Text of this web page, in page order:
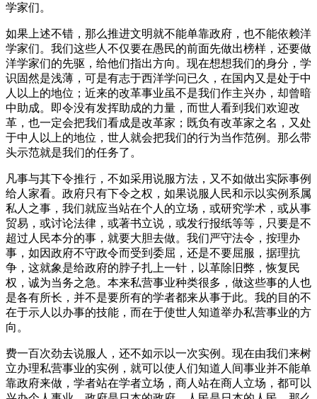
学家们。
如果上述不错，那么推进文明就不能单靠政府，也不能依赖洋
学家们。我们这些人不仅要在愚民的前面先做出榜样，还要做
洋学家们的先驱，给他们指出方向。现在想想我们的身分，学
识固然是浅薄，可是有志于西洋学问已久，在国内又是处于中
人以上的地位；近来的改革事业虽不是我们作主兴办，却曾暗
中助成。即令没有发挥助成的力量，而世人看到我们欢迎改
革，也一定会把我们看成是改革家；既负有改革家之名，又处
于中人以上的地位，世人就会把我们的行为当作范例。那么带
头示范就是我们的任务了。
凡事与其下令推行，不如采用说服方法，又不如做出实际事例
给人家看。政府只有下令之权，如果说服人民和示以实例系属
私人之事，我们就应当站在个人的立场，或研究学术，或从事
贸易，或讨论法律，或著书立说，或发行报纸等等，只要是不
超过人民本分的事，就要大胆去做。我们严守法令，按理办
事，如因政府不守政令而受到委屈，还是不要屈服，据理抗
争，这就象是给政府的脖子扎上一针，以革除旧弊，恢复民
权，诚为当务之急。本来私营事业种类很多，做这些事的人也
是各有所长，并不是要所有的学者都来从事于此。我的目的不
在于示人以办事的技能，而在于使世人知道举办私营事业的方
向。
费一百次劲去说服人，还不如示以一次实例。现在由我们来树
立办理私营事业的实例，就可以使人们知道人间事业并不能单
靠政府来做，学者站在学者立场，商人站在商人立场，都可以